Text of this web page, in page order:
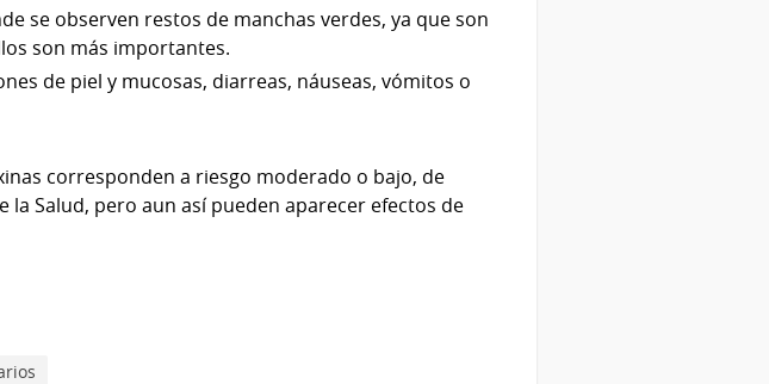
se observen restos de manchas verdes, ya que son
son más importantes.
de piel y mucosas, diarreas, náuseas, vómitos o
corresponden a riesgo moderado o bajo, de
Salud, pero aun así pueden aparecer efectos de